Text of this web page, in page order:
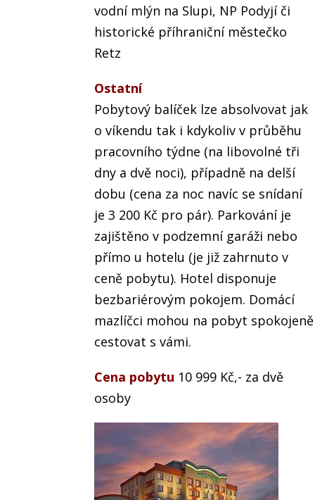
vodní mlýn na Slupi, NP Podyjí či
historické příhraniční městečko
Retz
Ostatní
Pobytový balíček lze absolvovat jak
o víkendu tak i kdykoliv v průběhu
pracovního týdne (na libovolné tři
dny a dvě noci), případně na delší
dobu (cena za noc navíc se snídaní
je 3 200 Kč pro pár). Parkování je
zajištěno v podzemní garáži nebo
přímo u hotelu (je již zahrnuto v
ceně pobytu). Hotel disponuje
bezbariérovým pokojem. Domácí
mazlíčci mohou na pobyt spokojeně
cestovat s vámi.
Cena pobytu 10 999 Kč,- za dvě
osoby